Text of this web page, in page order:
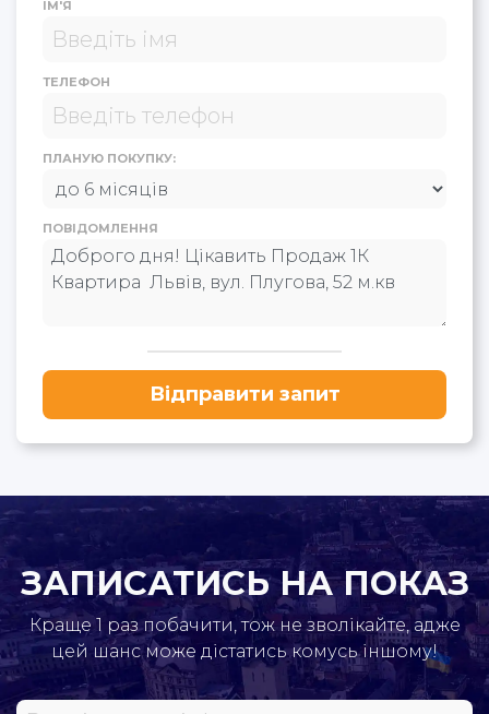
ІМ'Я
ТЕЛЕФОН
ПЛАНУЮ ПОКУПКУ:
ПОВІДОМЛЕННЯ
Відправити запит
ЗАПИСАТИСЬ НА ПОКАЗ
Краще 1 раз побачити, тож не зволікайте, адже
цей шанс може дістатись комусь іншому!